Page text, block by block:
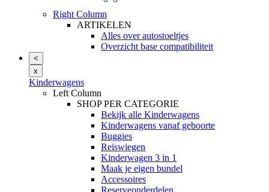
Right Column
ARTIKELEN
Alles over autostoeltjes
Overzicht base compatibiliteit
<
x
Kinderwagens
Left Column
SHOP PER CATEGORIE
Bekijk alle Kinderwagens
Kinderwagens vanaf geboorte
Buggies
Reiswiegen
Kinderwagen 3 in 1
Maak je eigen bundel
Accessoires
Reserveonderdelen